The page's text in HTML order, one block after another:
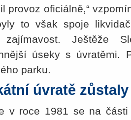
provoz oficiálně,“
to však spoje
Ještěže
úseky s úvratěmi.
parku.
úvratě zůstaly
v roce 1981 se na